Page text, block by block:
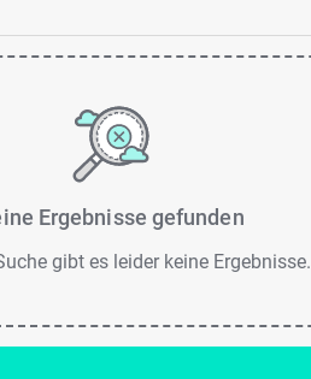
Ergebnisse gefunden
gibt es leider keine Ergebnisse.